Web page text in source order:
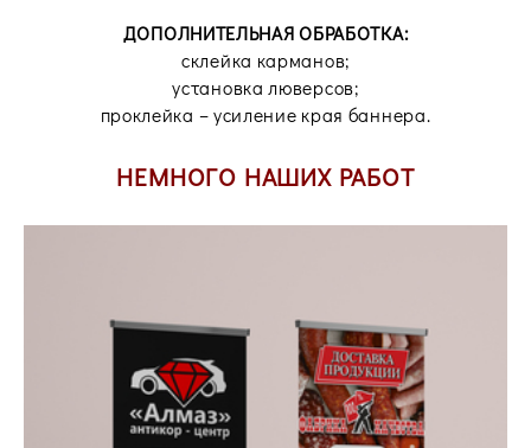
ДОПОЛНИТЕЛЬНАЯ ОБРАБОТКА:
склейка карманов;
установка люверсов;
проклейка – усиление края баннера.
НЕМНОГО НАШИХ РАБОТ